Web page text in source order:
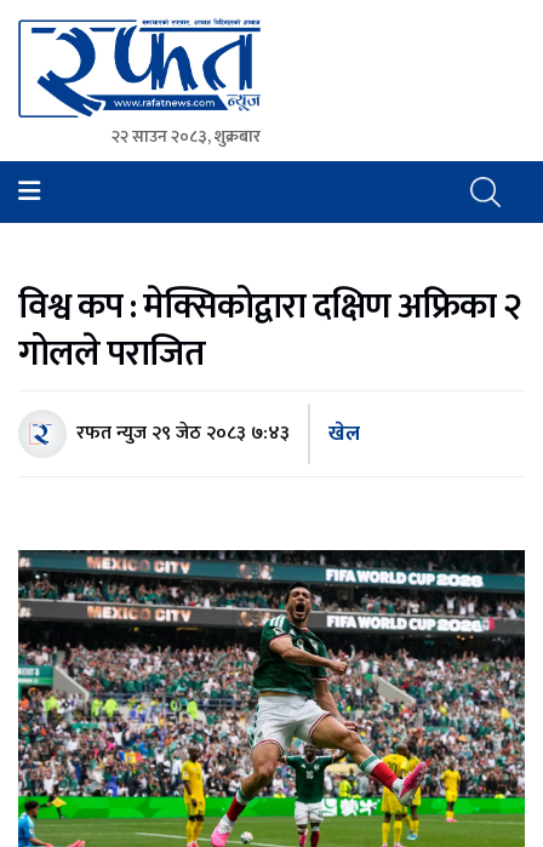
Rafat News
समाचारको रफ्तार, आवाज बिहिनहरुको आवाज
२२ साउन २०८३, शुक्रबार
विश्व कप : मेक्सिकोद्वारा दक्षिण अफ्रिका २
गोलले पराजित
रफत न्युज२९ जेठ २०८३ ७:४३ खेल